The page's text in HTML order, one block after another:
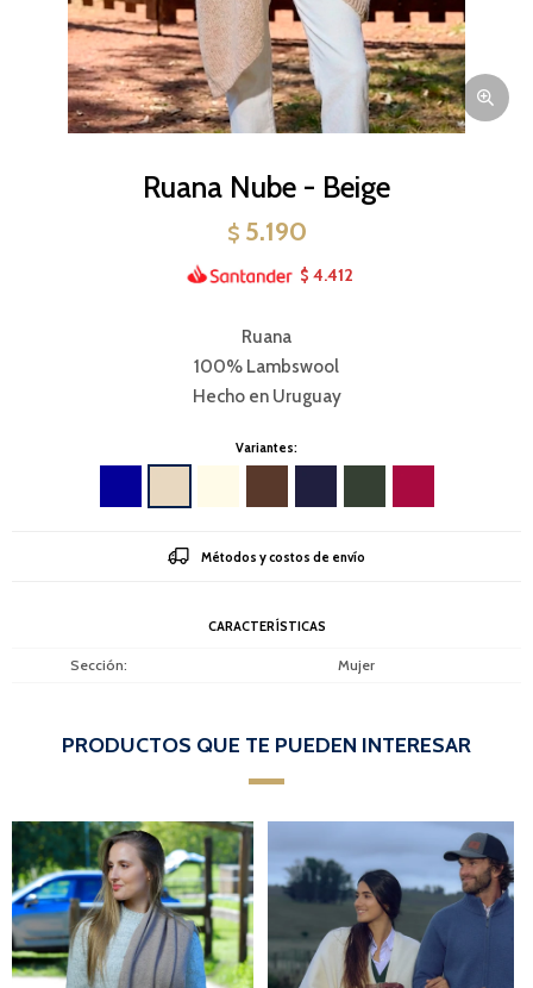
Ruana Nube - Beige
$ 5.190
$ 4.412
Ruana
100% Lambswool
Hecho en Uruguay
Variantes:
Métodos y costos de envío
CARACTERÍSTICAS
Sección Mujer
PRODUCTOS QUE TE PUEDEN INTERESAR